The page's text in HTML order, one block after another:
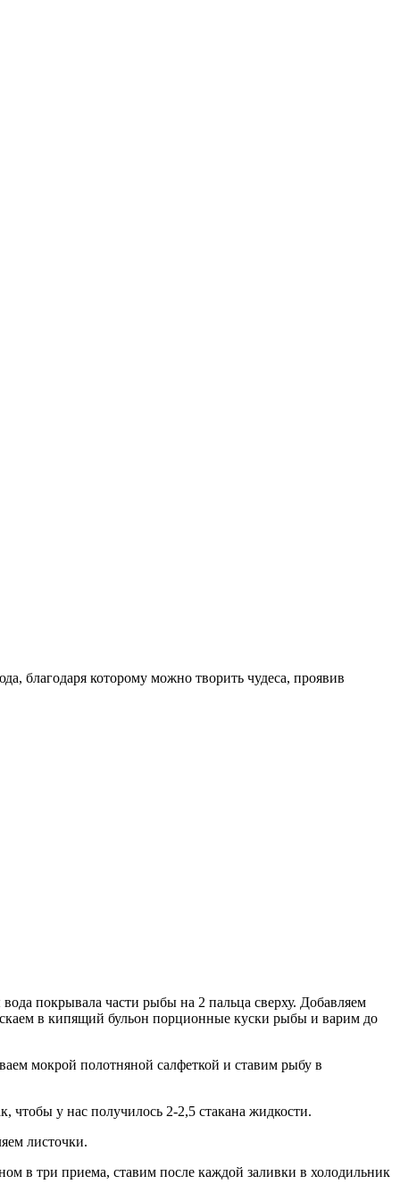
благодаря которому можно творить чудеса, проявив
покрывала части рыбы на 2 пальца сверху. Добавляем
в кипящий бульон порционные куски рыбы и варим до
мокрой полотняной салфеткой и ставим рыбу в
чтобы у нас получилось 2-2,5 стакана жидкости.
листочки.
в три приема, ставим после каждой заливки в холодильник